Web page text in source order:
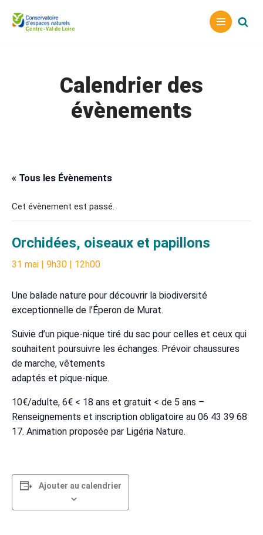
Aller
Calendrier des
évènements
« Tous les Évènements
Cet évènement est passé.
Orchidées, oiseaux et papillons
31 mai | 9h30 | 12h00
Une balade nature pour découvrir la biodiversité
exceptionnelle de l’Éperon de Murat.
Suivie d’un pique-nique tiré du sac pour celles et ceux qui
souhaitent poursuivre les échanges. Prévoir chaussures
de marche, vêtements
adaptés et pique-nique.
10€/adulte, 6€ < 18 ans et gratuit < de 5 ans –
Renseignements et inscription obligatoire au 06 43 39 68
17. Animation proposée par Ligéria Nature.
Ajouter au calendrier